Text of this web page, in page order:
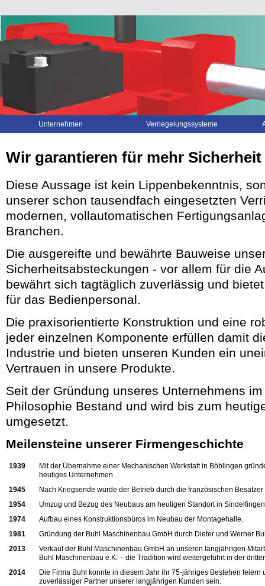
überspringenUnternehmen Verriegelungssysteme
Wir garantieren für mehr
Diese Aussage ist kein Lippenbekenntnis,
unserer schon tausendfach eingesetzten
modernen, vollautomatischen
Branchen.
Die ausgereifte und bewährte Bauweise
Sicherheitsabsteckungen - vor allem für die
bewährt sich tagtäglich zuverlässig und
für das Bedienpersonal.
Die praxisorientierte Konstruktion und eine
jeder einzelnen Komponente erfüllen damit
Industrie und bieten unseren Kunden ein
Vertrauen in unsere Produkte.
Seit der Gründung unseres Unternehmens
Philosophie Bestand und wird bis zum
umgesetzt.
Meilensteine unserer Firmengeschichte
1939
Mit der Übernahme einer Mechanischen Werkstatt in Böblingen
heutiges Unternehmen.
1945
Nach Kriegsende wurde der Betrieb durch die französischen
1954
Umzug und Bezug des Neubaus am heutigen Standort in
1974
Aufbau eines Konstruktionsbüros im Neubau der Montagehalle.
1981
Gründung der Buhl Maschinenbau GmbH durch Dieter und Werner
2013
Verkauf der Buhl Maschinenbau GmbH an unseren langjährigen
Buhl Maschinenbau e.K. – die Tradition wird weitergeführt in der
2014
Die Firma Buhl konnte in diesem Jahr ihr 75-jähriges Bestehen feiern
zuverlässiger Partner unserer langjährigen Kunden sein.